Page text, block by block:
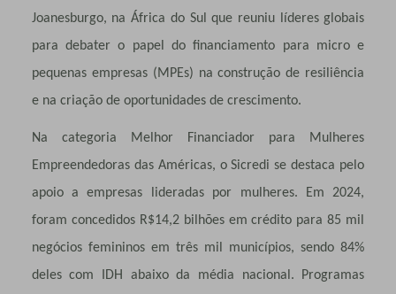
Joanesburgo, na África do Sul que reuniu líderes globais
para debater o papel do financiamento para micro e
pequenas empresas (MPEs) na construção de resiliência
e na criação de oportunidades de crescimento.
Na categoria Melhor Financiador para Mulheres
Empreendedoras das Américas, o Sicredi se destaca pelo
apoio a empresas lideradas por mulheres. Em 2024,
foram concedidos R$14,2 bilhões em crédito para 85 mil
negócios femininos em três mil municípios, sendo 84%
deles com IDH abaixo da média nacional. Programas